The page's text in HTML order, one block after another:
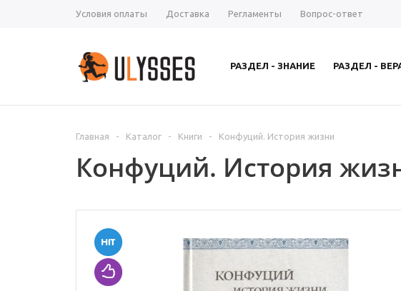
Условия оплаты Доставка Регламенты Вопрос-ответ
РАЗДЕЛ - ЗНАНИЕ РАЗДЕЛ -
Главная - Каталог - Книги - Конфуций. История жизни
Конфуций. История